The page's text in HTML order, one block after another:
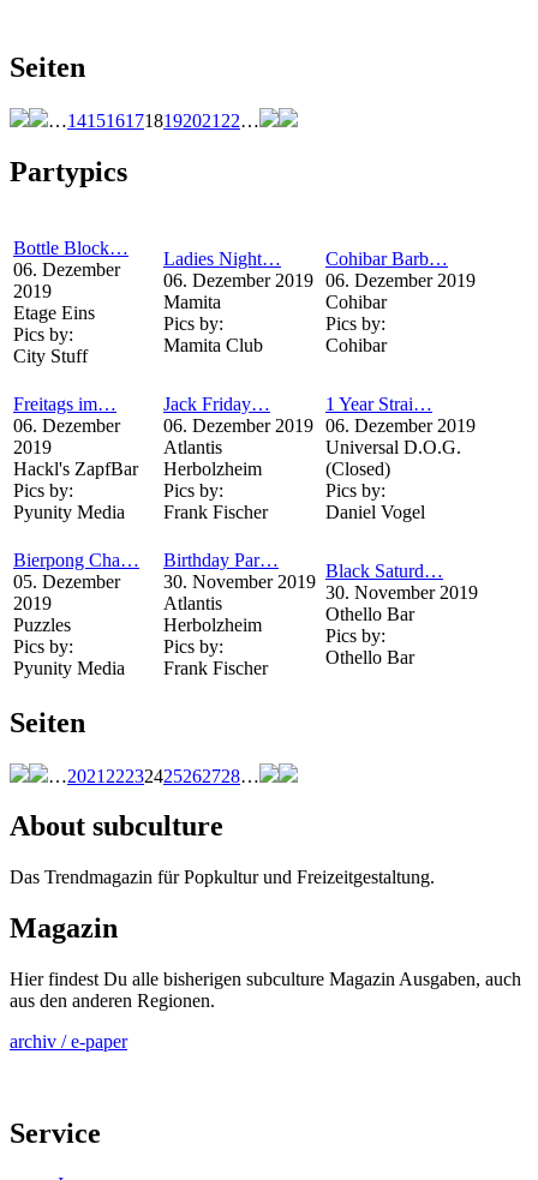
Seiten
…1415161718192021 22…
Partypics
Bottle Block…
06. Dezember
2019
Etage Eins
Pics by:
City Stuff
Ladies Night…
06. Dezember 2019
Mamita
Pics by:
Mamita Club
Cohibar Barb…
06. Dezember 2019
Cohibar
Pics by:
Cohibar
Freitags im…
06. Dezember
2019
Hackl's ZapfBar
Pics by:
Pyunity Media
Jack Friday…
06. Dezember 2019
Atlantis
Herbolzheim
Pics by:
Frank Fischer
1 Year Strai…
06. Dezember 2019
Universal D.O.G.
(Closed)
Pics by:
Daniel Vogel
Bierpong Cha…
05. Dezember
2019
Puzzles
Pics by:
Pyunity Media
Birthday Par…
30. November 2019
Atlantis
Herbolzheim
Pics by:
Frank Fischer
Black Saturd…
30. November 2019
Othello Bar
Pics by:
Othello Bar
Seiten
…2021 22232425262728…
About subculture
Das Trendmagazin für Popkultur und Freizeitgestaltung.
Magazin
Hier findest Du alle bisherigen subculture Magazin Ausgaben, auch
aus den anderen Regionen.
archiv / e-paper
Service